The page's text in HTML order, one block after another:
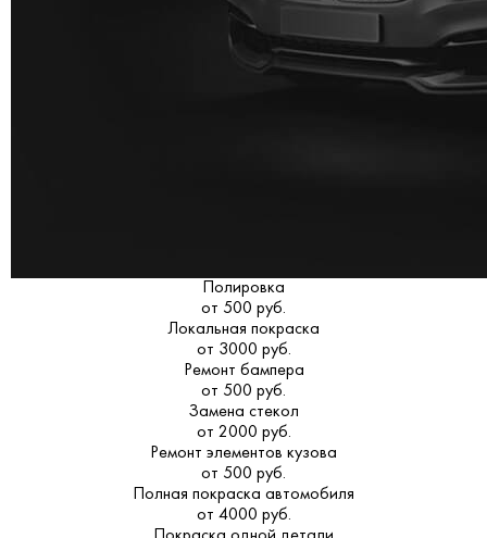
Полировка
от 500 руб.
Локальная покраска
от 3000 руб.
Ремонт бампера
от 500 руб.
Замена стекол
от 2000 руб.
Ремонт элементов кузова
от 500 руб.
Полная покраска автомобиля
от 4000 руб.